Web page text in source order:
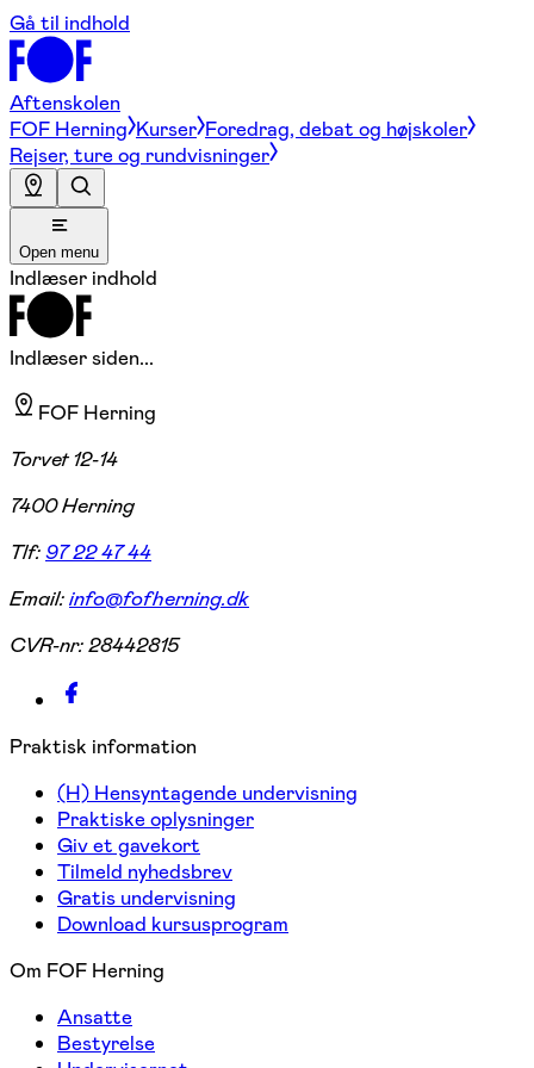
Gå til indhold
Aftenskolen
FOF Herning Kurser Foredrag, debat og højskoler
Rejser, ture og rundvisninger
Open menu
Indlæser indhold
Indlæser siden...
FOF Herning
Torvet 12-14
7400 Herning
Tlf:97 22 47 44
Email:info@fofherning.dk
CVR-nr:28442815
Praktisk information
(H) Hensyntagende undervisning
Praktiske oplysninger
Giv et gavekort
Tilmeld nyhedsbrev
Gratis undervisning
Download kursusprogram
Om FOF Herning
Ansatte
Bestyrelse